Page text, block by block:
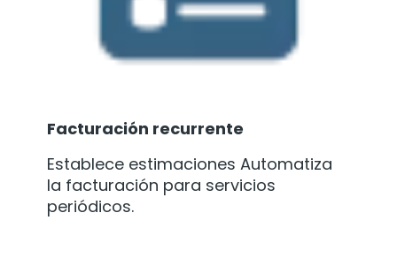
Facturación recurrente
Establece estimaciones Automatiza
la facturación para servicios
periódicos.